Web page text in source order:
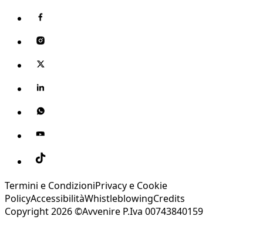
Termini e CondizioniPrivacy e Cookie
PolicyAccessibilitàWhistleblowingCredits
Copyright 2026 ©Avvenire P.Iva 00743840159